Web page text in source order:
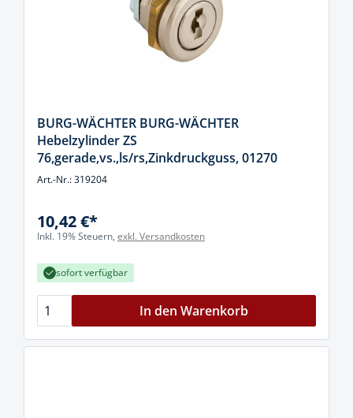
BURG-WÄCHTER BURG-WÄCHTER
Hebelzylinder ZS
76,gerade,vs.,ls/rs,Zinkdruckguss, 01270
Art.-Nr.: 319204
10,42 €*
Inkl. 19% Steuern, exkl. Versandkosten
sofort verfügbar
In den Warenkorb